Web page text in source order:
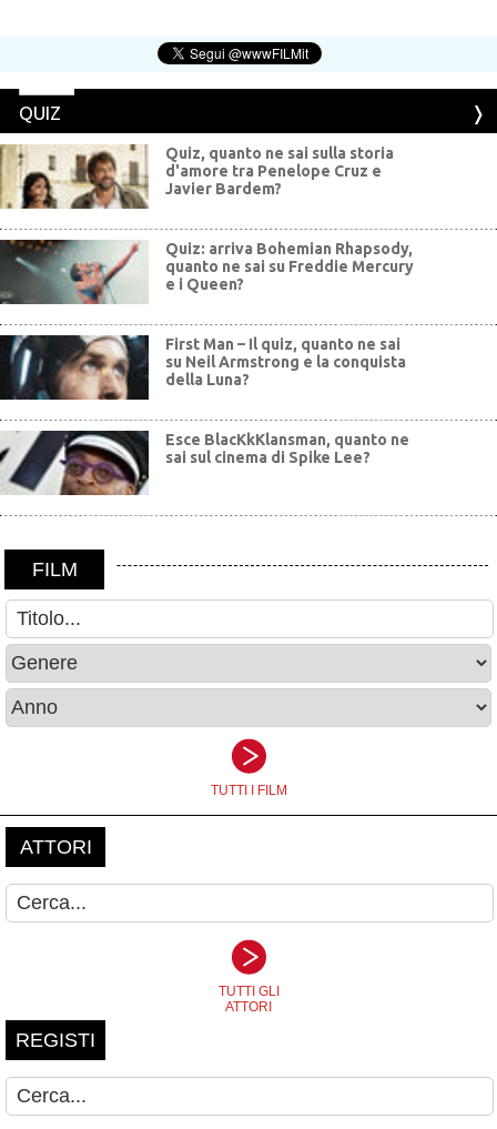
QUIZ
Quiz, quanto ne sai sulla storia
d'amore tra Penelope Cruz e
Javier Bardem?
Quiz: arriva Bohemian Rhapsody,
quanto ne sai su Freddie Mercury
e i Queen?
First Man – Il quiz, quanto ne sai
su Neil Armstrong e la conquista
della Luna?
Esce BlacKkKlansman, quanto ne
sai sul cinema di Spike Lee?